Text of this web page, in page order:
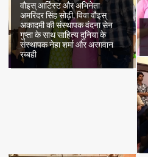
वौइस् आर्टिस्ट और अभिनेता
अमरिंदर सिंह सोढ़ी, विवा वौइस्
अकादमी की संस्थापक वंदना सेन
गुप्ता के साथ साहित्य दुनिया के
संस्थापक नेहा शर्मा और अरग़वान
रब्बही